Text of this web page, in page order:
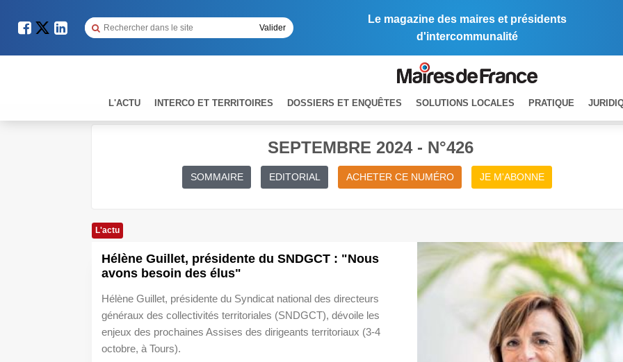
Le magazine des maires et présidents
d'intercommunalité
L'ACTU INTERCO ET TERRITOIRES DOSSIERS ET ENQUÊTES SOLUTIONS LOCALES PRATIQUE
SEPTEMBRE 2024 - N°426
SOMMAIRE EDITORIAL ACHETER CE NUMÉRO JE M'ABONNE
L'actu
Hélène Guillet, présidente du SNDGCT : "Nous
avons besoin des élus"
Hélène Guillet, présidente du Syndicat national des directeurs
généraux des collectivités territoriales (SNDGCT), dévoile les
enjeux des prochaines Assises des dirigeants territoriaux (3-4
octobre, à Tours).